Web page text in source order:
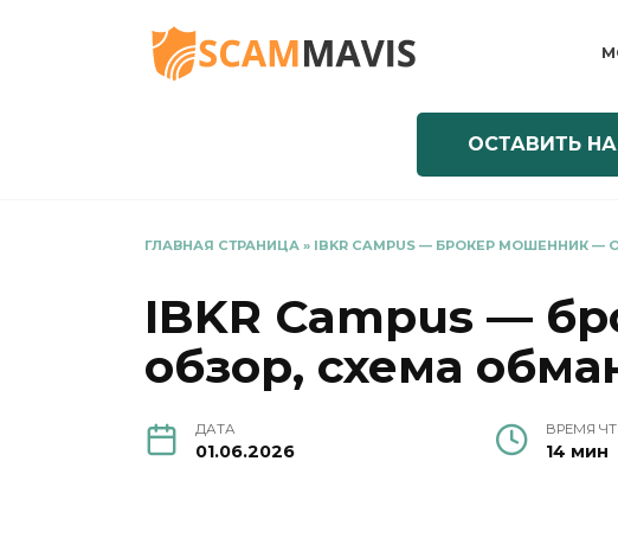
ОСТАВИТЬ
ГЛАВНАЯ СТРАНИЦА » IBKR CAMPUS — БРОКЕР МОШЕННИК
IBKR Campus —
обзор, схема
ДАТА
01.06.2026
ВРЕМЯ
14 мин